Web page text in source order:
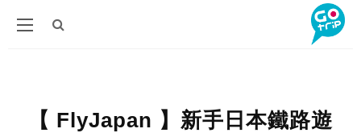
【 FlyJapan 】新手日本鐵路遊